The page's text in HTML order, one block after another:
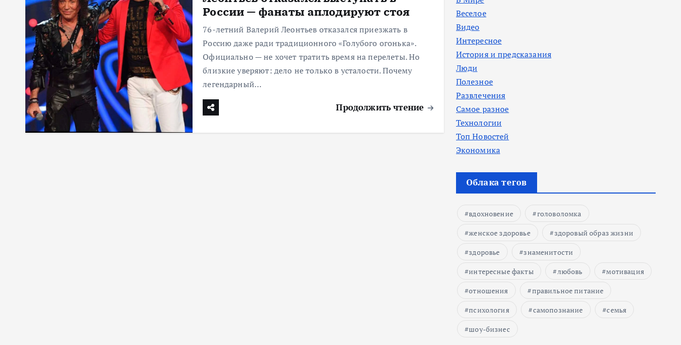
России — фанаты аплодируют стоя
76-летний Валерий Леонтьев отказался приезжать в
Россию даже ради традиционного «Голубого огонька».
Официально — не хочет тратить время на перелеты. Но
близкие уверяют: дело не только в усталости. Почему
легендарный…
Продолжить чтение
Веселое
Видео
Интересное
История и предсказания
Люди
Полезное
Развлечения
Самое разное
Технологии
Топ Новостей
Экономика
Облака тегов
вдохновение
головоломка
женское здоровье
здоровый образ жизни
здоровье
знаменитости
интересные факты
любовь
мотивация
отношения
правильное питание
психология
самопознание
семья
шоу-бизнес